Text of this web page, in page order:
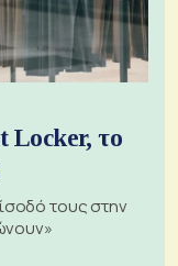
Locker, το
τους στην